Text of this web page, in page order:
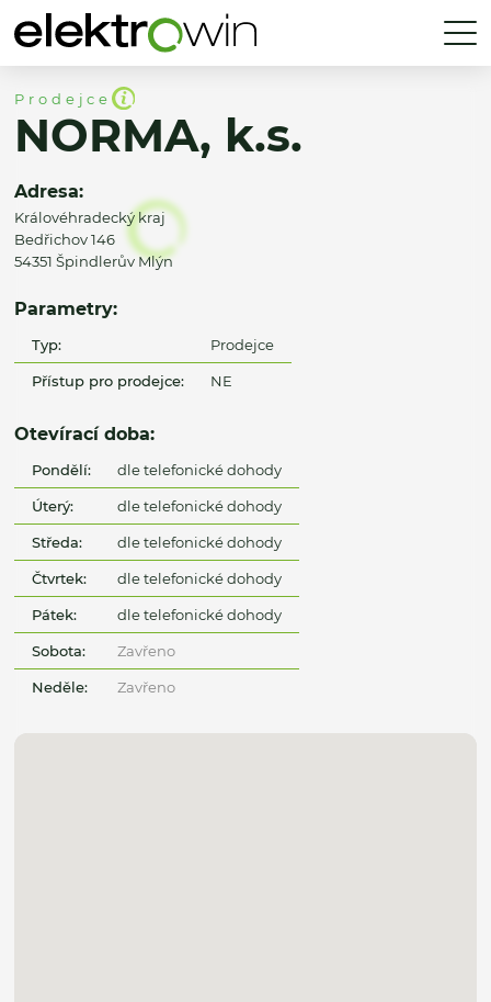
Prodejce
NORMA, k.s.
Adresa:
Královéhradecký kraj
Bedřichov 146
54351 Špindlerův Mlýn
Parametry:
Typ: Prodejce
Přístup pro prodejce: NE
Otevírací doba:
Pondělí: dle telefonické dohody
Úterý: dle telefonické dohody
Středa: dle telefonické dohody
Čtvrtek: dle telefonické dohody
Pátek: dle telefonické dohody
Sobota: Zavřeno
Neděle: Zavřeno